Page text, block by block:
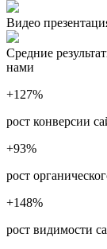
Видео
Средние
нами
+127%
рост конверсии
+93%
рост
+148%
рост видимости